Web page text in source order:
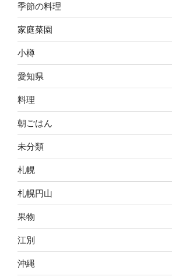
季節の料理
家庭菜園
小樽
愛知県
料理
朝ごはん
未分類
札幌
札幌円山
果物
江別
沖縄